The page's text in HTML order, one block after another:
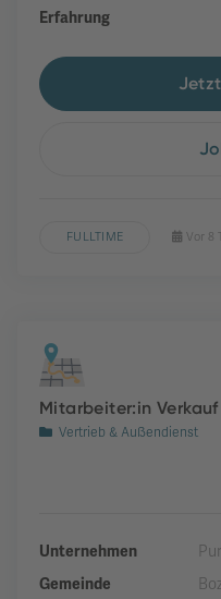
Erfahrung
FULLTIME Vor 8
Mitarbeiter:in
Vertrieb & Außendienst
Unternehmen
Gemeinde